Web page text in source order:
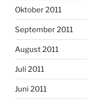
Oktober 2011
September 2011
August 2011
Juli 2011
Juni 2011